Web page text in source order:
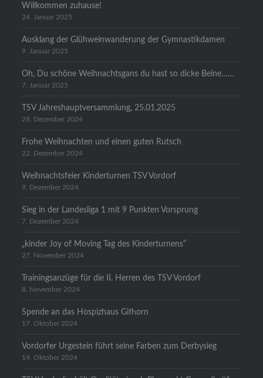
Willkommen zuhause!
24. Januar 2025
Ausklang der Glühweinwanderung der Gymnastikdamen
9. Januar 2025
Oh, Du schöne Weihnachtsgans du hast so dicke Beine……
7. Januar 2025
TSV Jahreshauptversammlung, 25.01.2025
28. Dezember 2024
Frohe Weihnachten und einen guten Rutsch
22. Dezember 2024
Weihnachtsfeier Kinderturnen TSV Vordorf
9. Dezember 2024
Sieg in der Landesliga 1 mit 9 Punkten Vorsprung
7. Dezember 2024
„kinder Joy of Moving Tag des Kinderturnens“
27. November 2024
Trainingsanzüge für die II. Herren des TSV Vordorf
8. November 2024
Spende an das Hospizhaus Gifhorn
17. Oktober 2024
Vordorfer Urgestein führt seine Farben zum Derbysieg
14. Oktober 2024